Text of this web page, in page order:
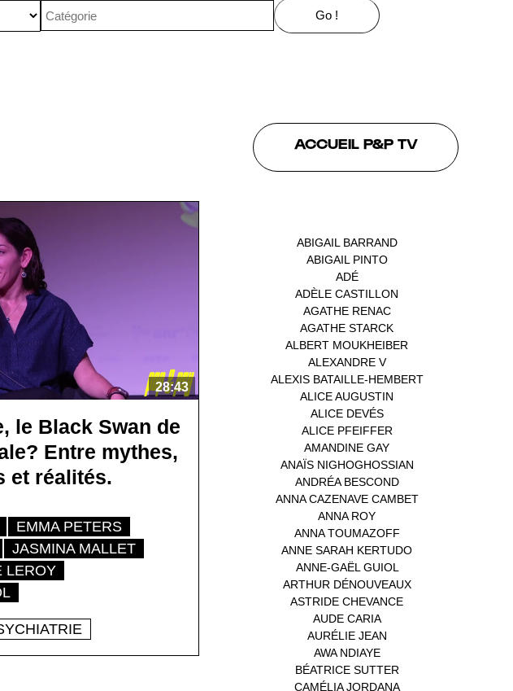
28:43
le Black Swan de
Entre mythes,
et réalités.
EMMA PETERS
JASMINA MALLET
LEROY
ACCUEIL P&P TV
ABIGAIL BARRAND(1)
ABIGAIL PINTO(1)
ADÉ(1)
ADÈLE CASTILLON
AGATHE RENAC(1)
AGATHE STARCK
ALBERT MOUKHEIBER
ALEXANDRE V(1)
ALEXIS BATAILLE-HEMBERT(1)
ALICE AUGUSTIN
ALICE DEVÉS(1)
ALICE PFEIFFER
AMANDINE GAY
ANAÏS NIGHOGHOSSIAN
ANDRÉA BESCOND(1)
ANNA CAZENAVE CAMBET(1)
ANNA ROY
ANNA TOUMAZOFF
ANNE SARAH KERTUDO
ANNE-GAËL GUIOL
ARTHUR DÉNOUVEAUX(1)
ASTRIDE CHEVANCE
AUDE CARIA(1)
AURÉLIE JEAN
AWA NDIAYE(1)
BÉATRICE SUTTER
CAMÉLIA JORDANA(1)